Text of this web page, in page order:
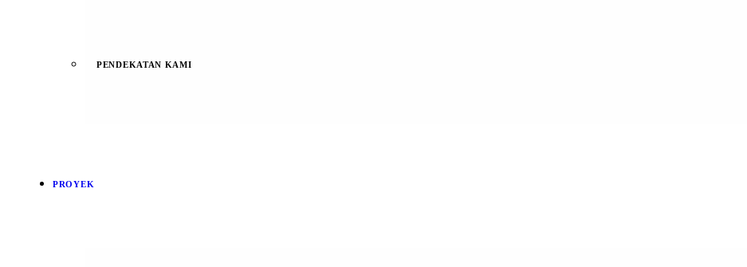
PENDEKATAN KAMI
PROYEK